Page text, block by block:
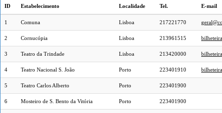
ID Estabelecimento Localidade Tel. E-mail
1 Comuna Lisboa 217221770
2 Cornucópia Lisboa 213961515
3 Teatro da Trindade Lisboa 213420000
4 Teatro Nacional S. João Porto 223401910
5 Teatro Carlos Alberto Porto 223401900
6 Mosteiro de S. Bento da Vitória Porto 223401900